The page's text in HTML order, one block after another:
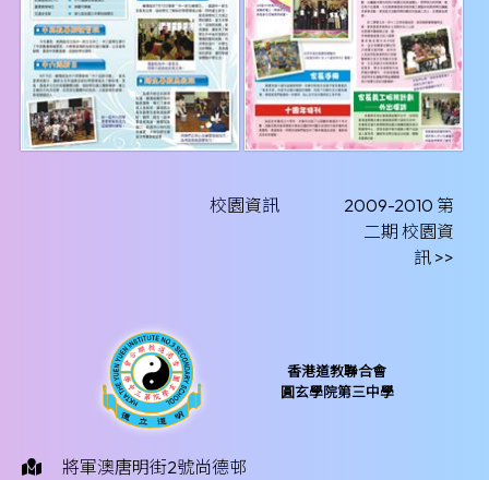
校園資訊
2009-2010 第
二期 校園資
訊 >>
香港道教聯合會
圓玄學院第三中學
將軍澳唐明街2號尚德邨